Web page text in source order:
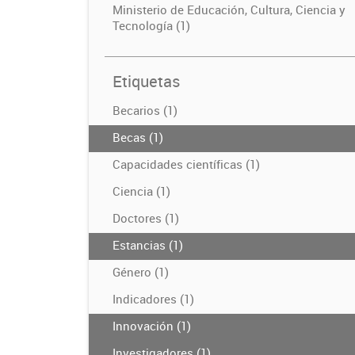
Ministerio de Educación, Cultura, Ciencia y
Tecnología (1)
Etiquetas
Becarios (1)
Becas (1)
Capacidades científicas (1)
Ciencia (1)
Doctores (1)
Estancias (1)
Género (1)
Indicadores (1)
Innovación (1)